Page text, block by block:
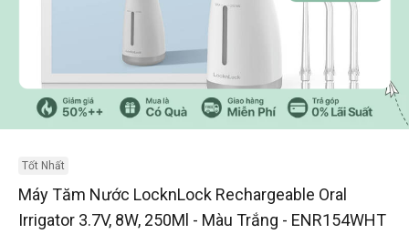
/3
Tốt Nhất
Máy Tăm Nước LocknLock Rechargeable Oral
Irrigator 3.7V, 8W, 250Ml - Màu Trắng - ENR154WHT